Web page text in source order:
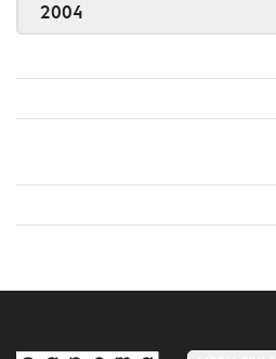
2004